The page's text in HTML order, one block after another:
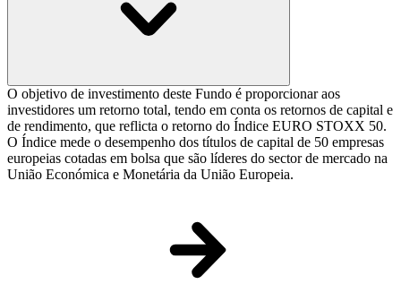
O objetivo de investimento deste Fundo é proporcionar aos
investidores um retorno total, tendo em conta os retornos de capital e
de rendimento, que reflicta o retorno do Índice EURO STOXX 50.
O Índice mede o desempenho dos títulos de capital de 50 empresas
europeias cotadas em bolsa que são líderes do sector de mercado na
União Económica e Monetária da União Europeia.